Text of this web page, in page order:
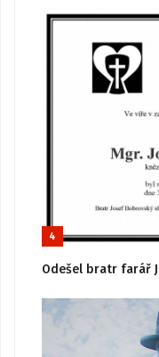
4
Odešel bratr farář